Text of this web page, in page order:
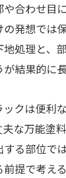
合わせ目
発想では
処理と、
結果的に
クは便利な
夫な万能塗
る部位で
提で考え